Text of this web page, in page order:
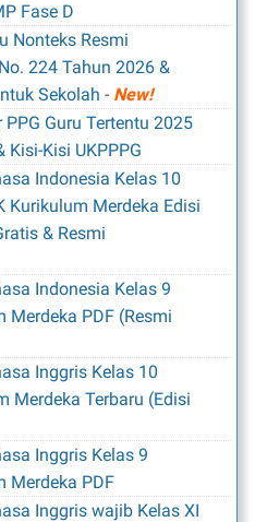
Fase D
Nonteks Resmi
224 Tahun 2026 &
Sekolah - New!
Guru Tertentu 2025
Kisi-Kisi UKPPPG
Indonesia Kelas 10
Merdeka Edisi
& Resmi
Indonesia Kelas 9
PDF (Resmi
Inggris Kelas 10
Merdeka Terbaru (Edisi
Inggris Kelas 9
Merdeka PDF
Inggris wajib Kelas XI